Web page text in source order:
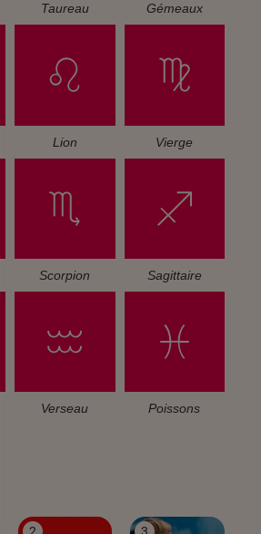
Taureau Gémeaux
Lion Vierge
Scorpion Sagittaire
Verseau Poissons